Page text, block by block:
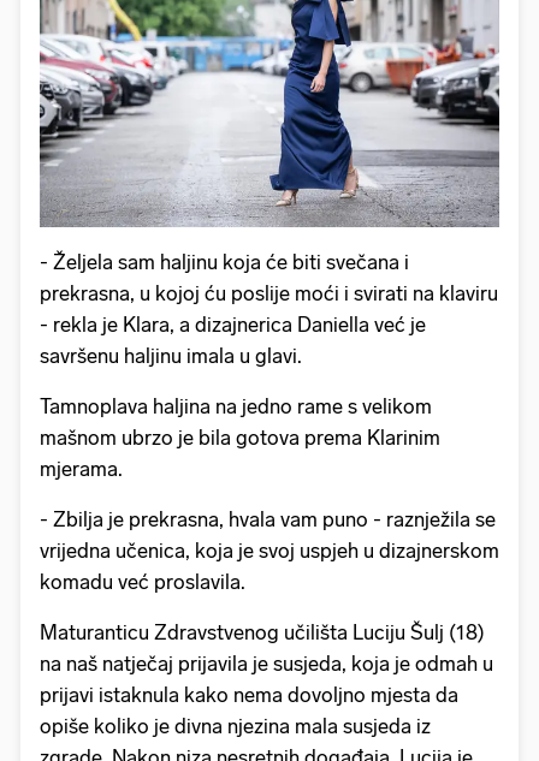
- Željela sam haljinu koja će biti svečana i
prekrasna, u kojoj ću poslije moći i svirati na klaviru
- rekla je Klara, a dizajnerica Daniella već je
savršenu haljinu imala u glavi.
Tamnoplava haljina na jedno rame s velikom
mašnom ubrzo je bila gotova prema Klarinim
mjerama.
- Zbilja je prekrasna, hvala vam puno - raznježila se
vrijedna učenica, koja je svoj uspjeh u dizajnerskom
komadu već proslavila.
Maturanticu Zdravstvenog učilišta Luciju Šulj (18)
na naš natječaj prijavila je susjeda, koja je odmah u
prijavi istaknula kako nema dovoljno mjesta da
opiše koliko je divna njezina mala susjeda iz